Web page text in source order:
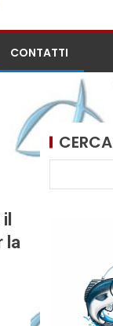
CONTATTI
la
CERCA